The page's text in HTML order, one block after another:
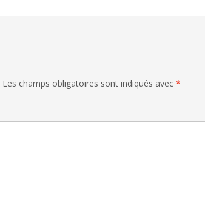
Les champs obligatoires sont indiqués avec *